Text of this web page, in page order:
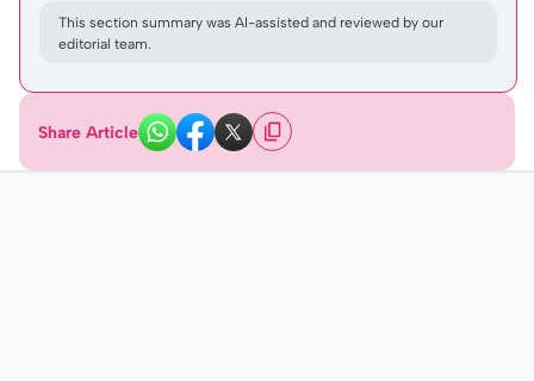
This section summary was AI-assisted and reviewed by our
editorial team.
Share Article